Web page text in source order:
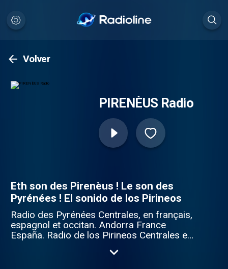
Volver
PIRENÈUS Radio
Eth son des Pirenèus ! Le son des
Pyrénées ! El sonido de los Pirineos
Radio des Pyrénées Centrales, en français,
espagnol et occitan. Andorra France
España. Radio de los Pirineos Centrales en
Comminges & Val d'Aran. Meteo - Agenda -